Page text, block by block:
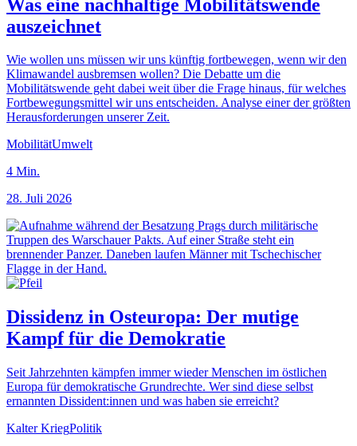
Was eine nachhaltige Mobilitätswende
auszeichnet
Wie wollen uns müssen wir uns künftig fortbewegen, wenn wir den
Klimawandel ausbremsen wollen? Die Debatte um die
Mobilitätswende geht dabei weit über die Frage hinaus, für welches
Fortbewegungsmittel wir uns entscheiden. Analyse einer der größten
Herausforderungen unserer Zeit.
MobilitätUmwelt
4 Min.
28. Juli 2026
Dissidenz in Osteuropa: Der mutige
Kampf für die Demokratie
Seit Jahrzehnten kämpfen immer wieder Menschen im östlichen
Europa für demokratische Grundrechte. Wer sind diese selbst
ernannten Dissident:innen und was haben sie erreicht?
Kalter KriegPolitik